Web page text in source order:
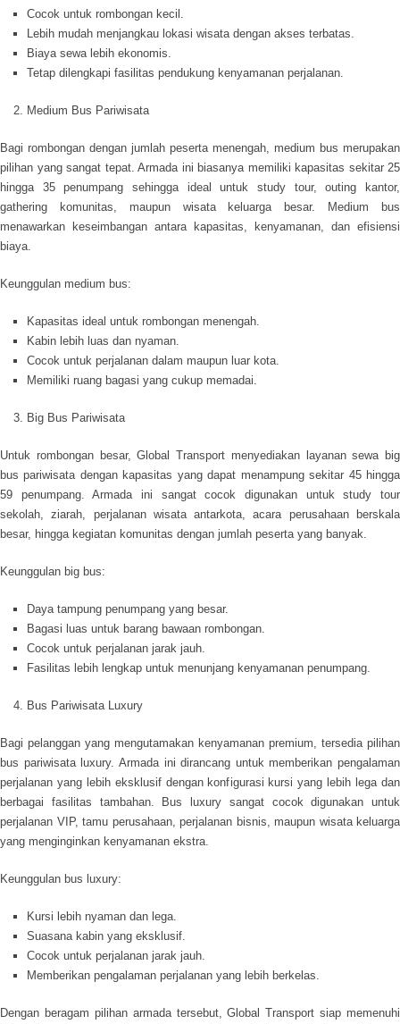
Cocok untuk rombongan kecil.
Lebih mudah menjangkau lokasi wisata dengan akses terbatas.
Biaya sewa lebih ekonomis.
Tetap dilengkapi fasilitas pendukung kenyamanan perjalanan.
Medium Bus Pariwisata
Bagi rombongan dengan jumlah peserta menengah, medium bus merupakan
pilihan yang sangat tepat. Armada ini biasanya memiliki kapasitas sekitar 25
hingga 35 penumpang sehingga ideal untuk study tour, outing kantor,
gathering komunitas, maupun wisata keluarga besar. Medium bus
menawarkan keseimbangan antara kapasitas, kenyamanan, dan efisiensi
biaya.
Keunggulan medium bus:
Kapasitas ideal untuk rombongan menengah.
Kabin lebih luas dan nyaman.
Cocok untuk perjalanan dalam maupun luar kota.
Memiliki ruang bagasi yang cukup memadai.
Big Bus Pariwisata
Untuk rombongan besar, Global Transport menyediakan layanan sewa big
bus pariwisata dengan kapasitas yang dapat menampung sekitar 45 hingga
59 penumpang. Armada ini sangat cocok digunakan untuk study tour
sekolah, ziarah, perjalanan wisata antarkota, acara perusahaan berskala
besar, hingga kegiatan komunitas dengan jumlah peserta yang banyak.
Keunggulan big bus:
Daya tampung penumpang yang besar.
Bagasi luas untuk barang bawaan rombongan.
Cocok untuk perjalanan jarak jauh.
Fasilitas lebih lengkap untuk menunjang kenyamanan penumpang.
Bus Pariwisata Luxury
Bagi pelanggan yang mengutamakan kenyamanan premium, tersedia pilihan
bus pariwisata luxury. Armada ini dirancang untuk memberikan pengalaman
perjalanan yang lebih eksklusif dengan konfigurasi kursi yang lebih lega dan
berbagai fasilitas tambahan. Bus luxury sangat cocok digunakan untuk
perjalanan VIP, tamu perusahaan, perjalanan bisnis, maupun wisata keluarga
yang menginginkan kenyamanan ekstra.
Keunggulan bus luxury:
Kursi lebih nyaman dan lega.
Suasana kabin yang eksklusif.
Cocok untuk perjalanan jarak jauh.
Memberikan pengalaman perjalanan yang lebih berkelas.
Dengan beragam pilihan armada tersebut, Global Transport siap memenuhi